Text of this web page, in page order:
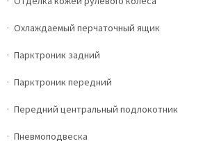
Охлаждаемый перчаточный ящик
Парктроник задний
Парктроник передний
Передний центральный подлокотник
Пневмоподвеска